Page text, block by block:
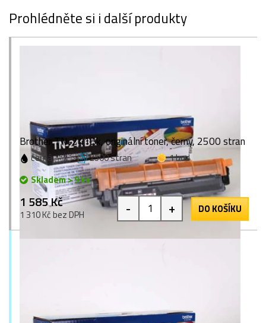
Prohlédněte si i další produkty
Brother TN-241Bk, originální toner, černý, 2500 stran
černá 2500 stran
1 bod
Skladem > 9 ks
1 585 Kč
1 310 Kč bez DPH - + DO KOŠÍKU